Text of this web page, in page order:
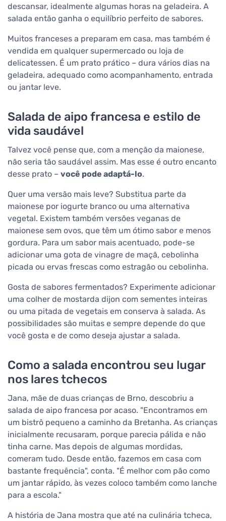
descansar, idealmente algumas horas na geladeira. A
salada então ganha o equilíbrio perfeito de sabores.
Muitos franceses a preparam em casa, mas também é
vendida em qualquer supermercado ou loja de
delicatessen. É um prato prático – dura vários dias na
geladeira, adequado como acompanhamento, entrada
ou jantar leve.
Salada de aipo francesa e estilo de
vida saudável
Talvez você pense que, com a menção da maionese,
não seria tão saudável assim. Mas esse é outro encanto
desse prato – você pode adaptá-lo.
Quer uma versão mais leve? Substitua parte da
maionese por iogurte branco ou uma alternativa
vegetal. Existem também versões veganas de
maionese sem ovos, que têm um ótimo sabor e menos
gordura. Para um sabor mais acentuado, pode-se
adicionar uma gota de vinagre de maçã, cebolinha
picada ou ervas frescas como estragão ou cebolinha.
Gosta de sabores fermentados? Experimente adicionar
uma colher de mostarda dijon com sementes inteiras
ou uma pitada de vegetais em conserva à salada. As
possibilidades são muitas e sempre depende do que
você gosta e de como deseja ajustar a salada.
Como a salada encontrou seu lugar
nos lares tchecos
Jana, mãe de duas crianças de Brno, descobriu a
salada de aipo francesa por acaso. "Encontramos em
um bistrô pequeno a caminho da Bretanha. As crianças
inicialmente recusaram, porque parecia pálida e não
tinha carne. Mas depois de algumas mordidas,
comeram tudo. Desde então, fazemos em casa com
bastante frequência", conta. "É melhor com pão como
um jantar rápido, às vezes coloco também como lanche
para a escola."
A história de Jana mostra que até na culinária tcheca,